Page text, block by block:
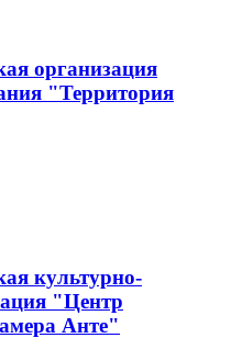
организация
"Территория
культурно-
"Центр
Анте"